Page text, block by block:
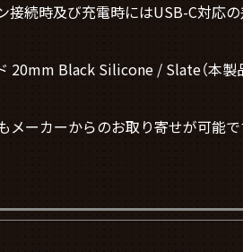
続時及び充電時にはUSB-C対応の
20mm Black Silicone / Slate（本
ーカーからのお取り寄せが可能で